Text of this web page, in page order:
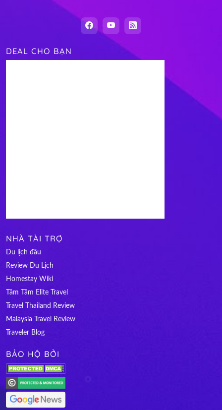
DEAL CHO BẠN
NHÀ TÀI TRỢ
Du lịch đâu
Review Du Lịch
Homestay Wiki
Tâm Tâm Elite Travel
Travel Thailand Review
Malaysia Travel Review
Traveler Blog
BẢO HỘ BỞI